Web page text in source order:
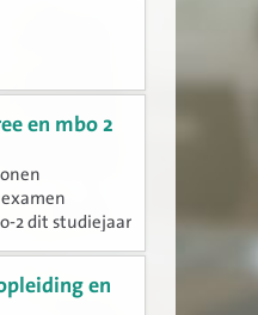
en mbo 2
2 dit studiejaar
en